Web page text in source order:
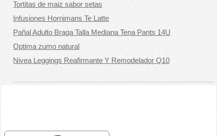
Tortitas de maiz sabor setas
Infusiones Hornimans Te Latte
Pañal Adulto Braga Talla Mediana Tena Pants 14U
Optima zumo natural
Nivea Leggings Reafirmante Y Remodelador Q10